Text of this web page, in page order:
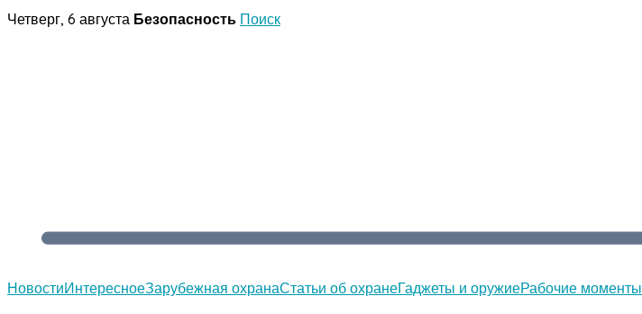
Перейти
Четверг, 6 августа Безопасность Поиск
НовостиИнтересноеЗарубежная охранаСтатьи об охранеГаджеты и оружиеРабочие моменты